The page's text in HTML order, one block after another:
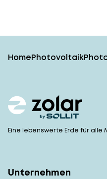
HomePhotovoltaik
Eine lebenswerte Erde für alle
Unternehmen